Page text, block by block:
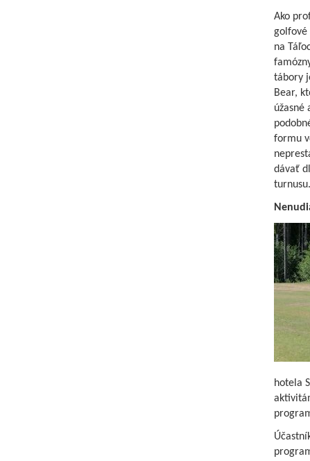
Ako
golfové
na
tábory
Bear,
úžasné
formu
dávať
hotela